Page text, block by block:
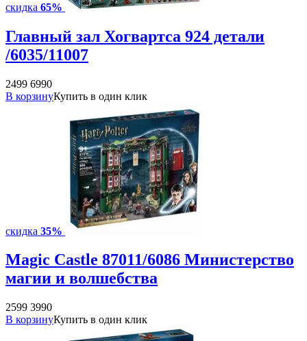
скидка 65%
Главный зал Хогвартса 924 детали
/6035/11007
2499 6990
В корзинуКупить в один клик
скидка 35%
Magic Castle 87011/6086 Министерство
магии и волшебства
2599 3990
В корзинуКупить в один клик